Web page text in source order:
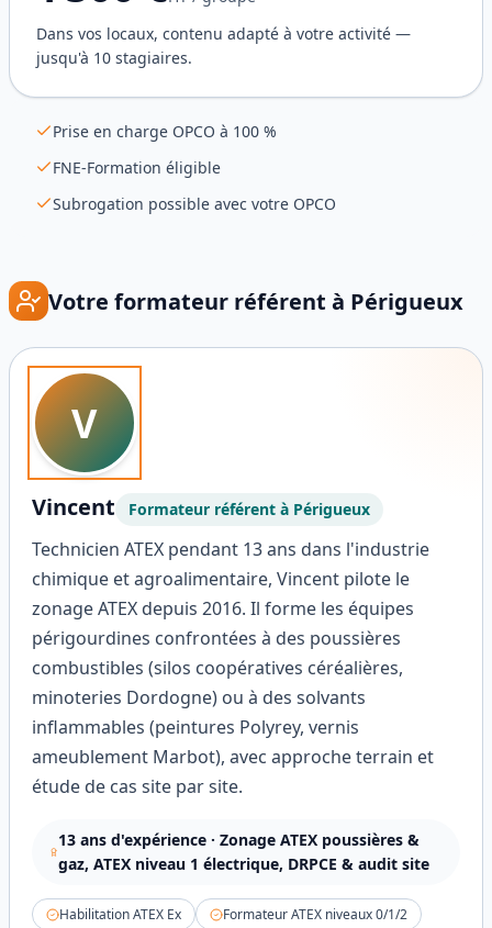
Dans vos locaux, contenu adapté à votre activité —
jusqu'à 10 stagiaires.
Prise en charge OPCO à 100 %
FNE-Formation éligible
Subrogation possible avec votre OPCO
Votre formateur référent à Périgueux
V
Vincent Formateur référent à Périgueux
Technicien ATEX pendant 13 ans dans l'industrie
chimique et agroalimentaire, Vincent pilote le
zonage ATEX depuis 2016. Il forme les équipes
périgourdines confrontées à des poussières
combustibles (silos coopératives céréalières,
minoteries Dordogne) ou à des solvants
inflammables (peintures Polyrey, vernis
ameublement Marbot), avec approche terrain et
étude de cas site par site.
13 ans d'expérience ·Zonage ATEX poussières &
gaz, ATEX niveau 1 électrique, DRPCE & audit site
Habilitation ATEX Ex
Formateur ATEX niveaux 0/1/2